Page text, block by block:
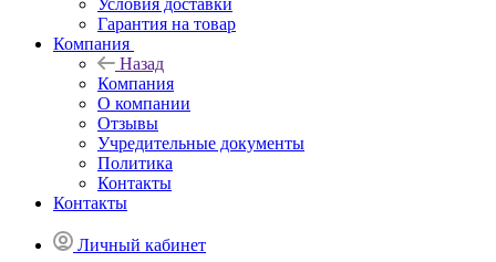
Условия доставки
Гарантия на товар
Компания
Назад
Компания
О компании
Отзывы
Учредительные документы
Политика
Контакты
Контакты
Личный кабинет